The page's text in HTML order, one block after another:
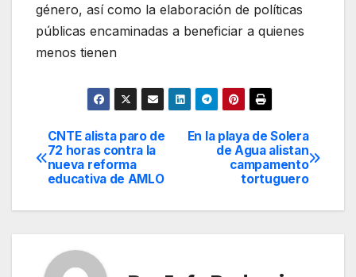
género, así como la elaboración de políticas
públicas encaminadas a beneficiar a quienes
menos tienen
Navegación
de
entradas
En la playa de Solera
de Agua alistan
campamento
tortuguero
CNTE alista paro de
72 horas contra la
nueva reforma
educativa de AMLO